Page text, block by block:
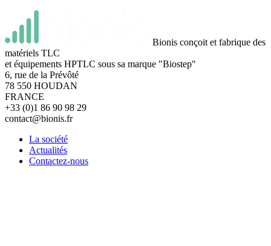
Bionis conçoit et fabrique des
matériels TLC
et équipements HPTLC sous sa marque "Biostep"
6, rue de la Prévôté
78 550 HOUDAN
FRANCE
+33 (0)1 86 90 98 29
contact@bionis.fr
La société
Actualités
Contactez-nous